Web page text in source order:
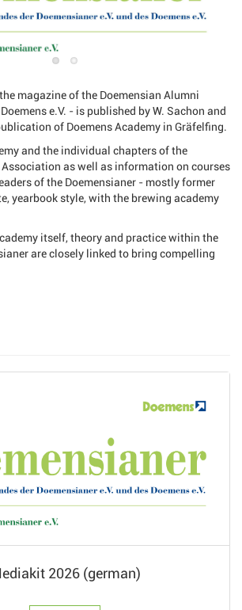
magazine of the Doemensian Alumni
e.V. - is published by W. Sachon and
of Doemens Academy in Gräfelfing.
and the individual chapters of the
as well as information on courses
of the Doemensianer - mostly former
yearbook style, with the brewing academy
itself, theory and practice within the
are closely linked to bring compelling
2026 (german)